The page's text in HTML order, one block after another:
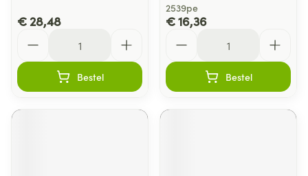
€ 28,48
Bestel
2539pe
€ 16,36
Bestel